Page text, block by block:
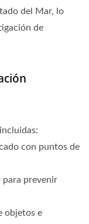
del Mar, lo
de
con puntos de
para prevenir
objetos e